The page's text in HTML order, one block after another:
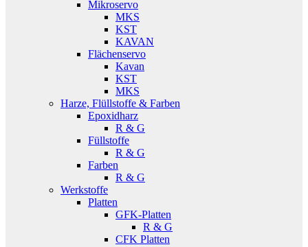
Mikroservo
MKS
KST
KAVAN
Flächenservo
Kavan
KST
MKS
Harze, Flüllstoffe & Farben
Epoxidharz
R & G
Füllstoffe
R & G
Farben
R & G
Werkstoffe
Platten
GFK-Platten
R & G
CFK Platten